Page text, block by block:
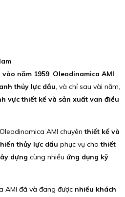
vào năm 1959, Oleodinamica AMI
thủy lực dầu, và chỉ sau vài năm,
vực thiết kế và sản xuất van điều
AMI chuyênthiết kế và
thủy lực dầu phục vụ chothiết
dựng cùng nhiều ứng dụng kỹ
AMI đã và đang được nhiều khách